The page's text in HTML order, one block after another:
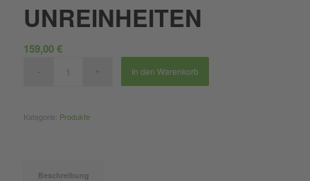
UNREINHEITEN
159,00€
In den Warenkorb
Kategorie: Produkte
Beschreibung